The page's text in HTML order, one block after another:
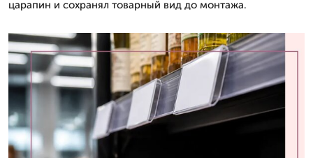
царапин и сохранял товарный вид до монтажа.